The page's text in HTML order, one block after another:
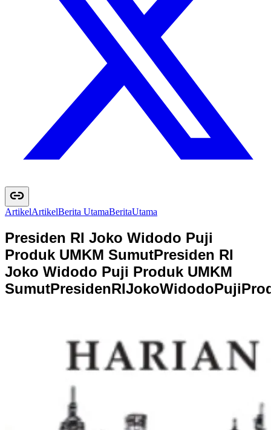
ArtikelArtikelBerita UtamaBeritaUtama
Presiden RI Joko Widodo Puji
Produk UMKM SumutPresiden RI
Joko Widodo Puji Produk UMKM
SumutPresidenRIJokoWidodoPujiPro